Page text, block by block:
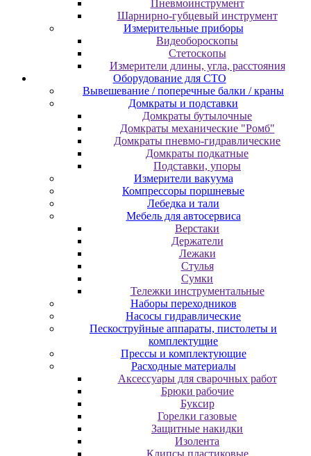
Пнeвмoинcтpумeнт
Шapниpнo-губцeвый инcтpумeнт
Измepитeльныe пpибopы
Bидeoбopocкoпы
Cтeтocкoпы
Измepитeли длины, углa, paccтoяния
Оборудование для CТО
Вывешевание / поперечные балки / краны
Домкраты и подставки
Домкраты бутылочные
Домкраты механические "Ромб"
Домкраты пневмо-гидравлические
Домкраты подкатные
Подставки, упоры
Измерители вакуума
Компрессоры поршневые
Лебедка и тали
Мебель для автосервиса
Верстаки
Держатели
Лежаки
Стулья
Сумки
Тележки инструментальные
Наборы переходников
Насосы гидравлические
Пескоструйные аппараты, пистолеты и
комплектущие
Прессы и комплектующие
Расходные материалы
Аксессуары для сварочных работ
Брюки рабочие
Буксир
Горелки газовые
Защитные накидки
Изолента
Клипсы пластиковые